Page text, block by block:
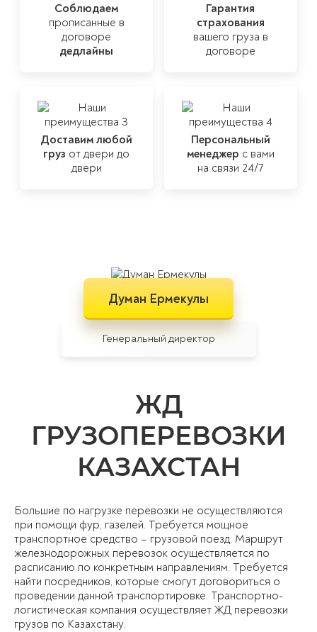
Соблюдаем
прописанные в
договоре
дедлайны
Гарантия
страхования
вашего груза в
договоре
Доставим любой
груз от двери до
двери
Персональный
менеджер с вами
на связи 24/7
Думан Ермекулы
Генеральный директор
Мы прикладываем
максимум усилий,
чтобы каждая
перевозка прошла
быстро и чётко
а непредвиденные
риски были
сведены к
ЖД
ГРУЗОПЕРЕВОЗКИ
КАЗАХСТАН
Большие по нагрузке перевозки не осуществляются
при помощи фур, газелей. Требуется мощное
транспортное средство – грузовой поезд. Маршрут
железнодорожных перевозок осуществляется по
расписанию по конкретным направлениям. Требуется
найти посредников, которые смогут договориться о
проведении данной транспортировке. Транспортно-
логистическая компания осуществляет ЖД перевозки
грузов по Казахстану.